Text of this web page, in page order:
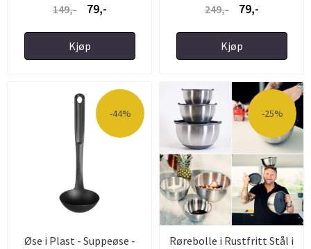
149,-
79,-
Kjøp
249,-
79,-
Kjøp
-44%
Øse i Plast - Suppeøse -
-25%
Rørebolle i Rustfritt Stål i